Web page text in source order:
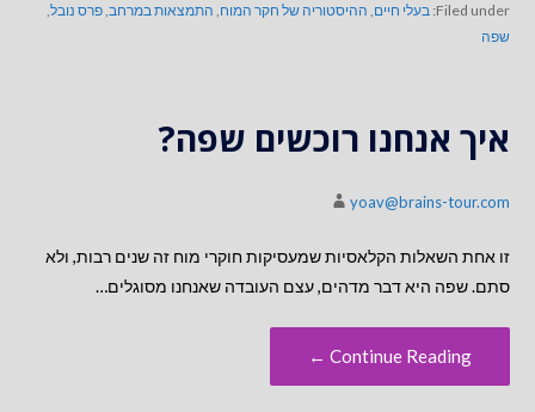
Filed under: בעלי חיים, ההיסטוריה של חקר המוח, התמצאות במרחב,פרס נובל,
שפה
איך אנחנו רוכשים שפה?
yoav@brains-tour.com
זו אחת השאלות הקלאסיות שמעסיקות חוקרי מוח זה שנים רבות, ולא
סתם. שפה היא דבר מדהים, עצם העובדה שאנחנו מסוגלים…
Continue Reading ←